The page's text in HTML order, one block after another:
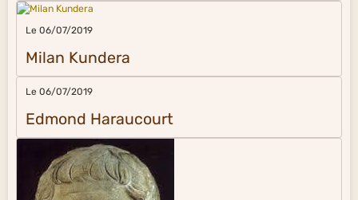
Le 06/07/2019
Milan Kundera
Le 06/07/2019
Edmond Haraucourt